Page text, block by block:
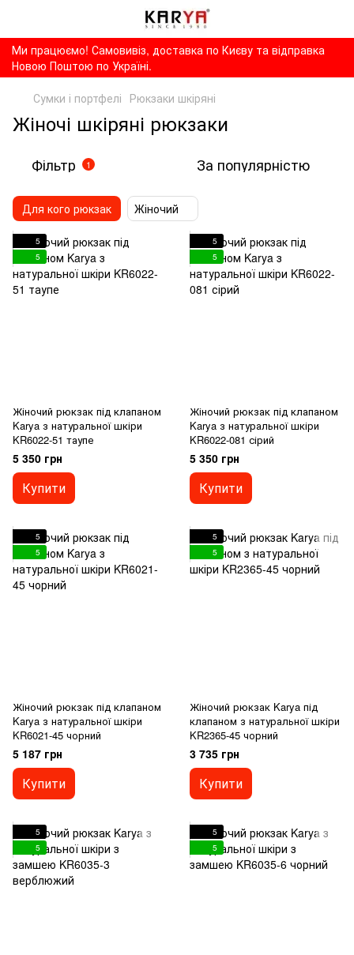
Ми працюємо! Самовивіз, доставка по Києву та відправка
Новою Поштою по Україні.
Сумки і портфелі Рюкзаки шкіряні
Жіночі шкіряні рюкзаки
Фільтр 1 За популярністю
Для кого рюкзак Жіночий
5
5
Жіночий рюкзак під клапаном
Karya з натуральної шкіри
KR6022-51 таупе
5 350 грн
Купити
5
5
Жіночий рюкзак під клапаном
Karya з натуральної шкіри
KR6022-081 сірий
5 350 грн
Купити
5
5
Жіночий рюкзак під клапаном
Karya з натуральної шкіри
KR6021-45 чорний
5 187 грн
Купити
5
5
Жіночий рюкзак Karya під
клапаном з натуральної шкіри
KR2365-45 чорний
3 735 грн
Купити
5
5
5
5